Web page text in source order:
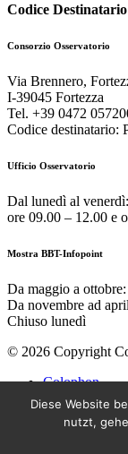
Codice
Consorzio Osservatorio
Via Brennero,
I-39045 Fortezza
Tel. +39 0472
Codice destinatario:
Ufficio Osservatorio
Dal lunedì al venerdì:
ore 09.00 – 12.00 e
Mostra BBT-Infopoint
Da maggio a ottobre:
Da novembre ad
Chiuso lunedì
© 2026 Copyright
Colophon
Privacy
Diese Website
nutzt,